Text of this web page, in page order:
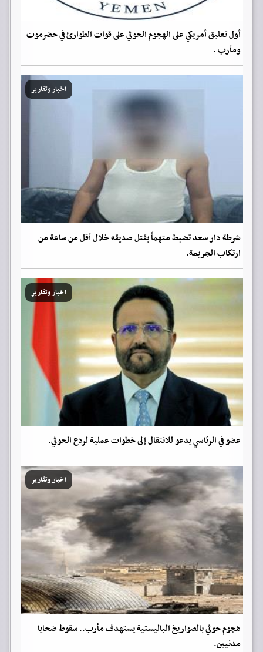
أول تعليق أمريكي على الهجوم الحوثي على قوات الطوارئ في حضرموت
ومأرب .
اخبار وتقارير
شرطة دار سعد تضبط متهماً بقتل صديقه خلال أقل من ساعة من
ارتكاب الجريمة.
اخبار وتقارير
عضو في الرئاسي يدعو للانتقال إلى خطوات عملية لردع الحوثي.
اخبار وتقارير
هجوم حوثي بالصواريخ الباليستية يستهدف مأرب.. سقوط ضحايا
مدنيين.